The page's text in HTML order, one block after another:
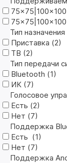
Тип назначения
Приставка (2)
ТВ (2)
Тип передачи
Bluetooth (1)
ИК (7)
Голосовое
Есть (2)
Нет (7)
Поддержка
Есть (1)
Нет (7)
Поддержка